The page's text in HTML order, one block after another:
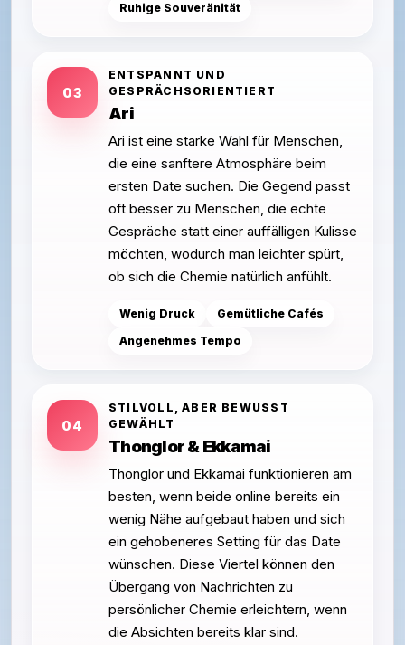
Ruhige Souveränität
03
ENTSPANNT UND
GESPRÄCHSORIENTIERT
Ari
Ari ist eine starke Wahl für Menschen,
die eine sanftere Atmosphäre beim
ersten Date suchen. Die Gegend passt
oft besser zu Menschen, die echte
Gespräche statt einer auffälligen Kulisse
möchten, wodurch man leichter spürt,
ob sich die Chemie natürlich anfühlt.
Wenig Druck
Gemütliche Cafés
Angenehmes Tempo
04
STILVOLL, ABER BEWUSST
GEWÄHLT
Thonglor & Ekkamai
Thonglor und Ekkamai funktionieren am
besten, wenn beide online bereits ein
wenig Nähe aufgebaut haben und sich
ein gehobeneres Setting für das Date
wünschen. Diese Viertel können den
Übergang von Nachrichten zu
persönlicher Chemie erleichtern, wenn
die Absichten bereits klar sind.